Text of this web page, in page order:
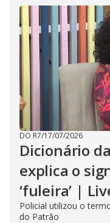
DO R7/17/07/2026
Dicionário
explica o
‘fuleira’ |
Policial utilizou o
do Patrão